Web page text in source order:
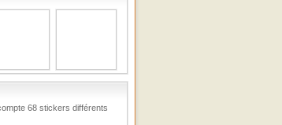
68 stickers différents